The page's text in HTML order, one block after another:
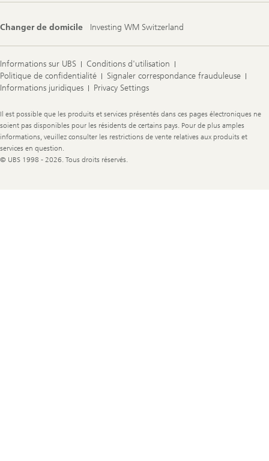
Changer de domicile Investing WM Switzerland
Informations sur UBS
Conditions d'utilisation
Politique de confidentialité
Signaler correspondance frauduleuse
Informations juridiques
Privacy Settings
Legal
Information
Il est possible que les produits et services présentés dans ces pages électroniques ne
soient pas disponibles pour les résidents de certains pays. Pour de plus amples
informations, veuillez consulter les restrictions de vente relatives aux produits et
services en question.
© UBS 1998 - 2026. Tous droits réservés.